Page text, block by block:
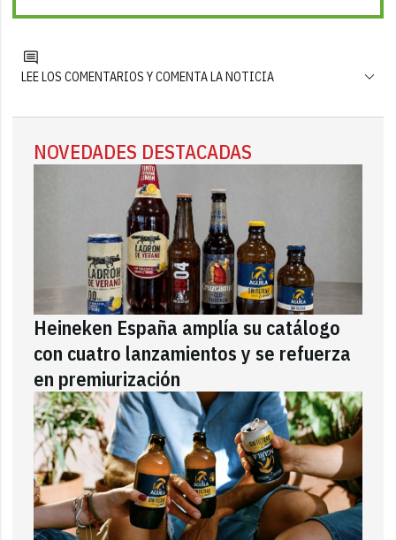
LEE LOS COMENTARIOS Y COMENTA LA NOTICIA
NOVEDADES DESTACADAS
Heineken España amplía su catálogo
con cuatro lanzamientos y se refuerza
en premiurización